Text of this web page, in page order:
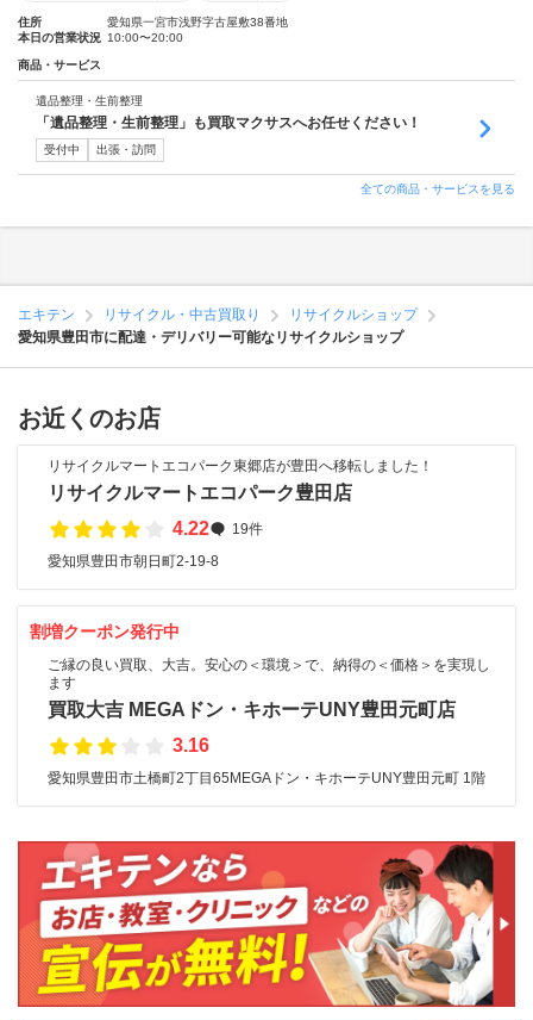
住所
愛知県一宮市浅野字古屋敷38番地
本日の営業状況 10:00〜20:00
商品・サービス
遺品整理・生前整理
「遺品整理・生前整理」も買取マクサスへお任せください！
受付中 出張・訪問
全ての商品・サービスを見る
エキテン リサイクル・中古買取り
リサイクルショップ
愛知県豊田市に配達・デリバリー可能なリサイクルショップ
お近くのお店
リサイクルマートエコパーク東郷店が豊田へ移転しました！
リサイクルマートエコパーク豊田店
4.22
19件
愛知県豊田市朝日町2-19-8
割増クーポン発行中
ご縁の良い買取、大吉。安心の＜環境＞で、納得の＜価格＞を実現し
ます
買取大吉 MEGAドン・キホーテUNY豊田元町店
3.16
愛知県豊田市土橋町2丁目65MEGAドン・キホーテUNY豊田元町 1階